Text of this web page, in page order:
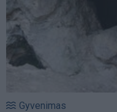
Gyvenimas